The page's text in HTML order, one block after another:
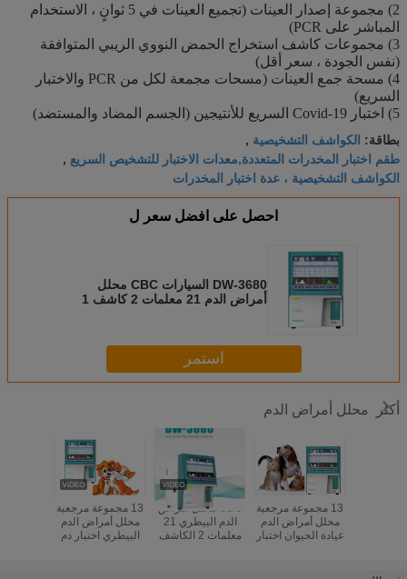
2) مجموعة إصدار العينات (تجميع العينات في 5 ثوانٍ ، الاستخدام
المباشر على PCR)
3) مجموعات كاشف استخراج الحمض النووي الريبي المتوافقة
(نفس الجودة ، سعر أقل)
4) مسحة جمع العينات (مسحات مجمعة لكل من PCR والاختبار
السريع)
5) اختبار Covid-19 السريع للأنتيجين (الجسم المضاد والمستضد)
بطاقة: الكواشف التشخيصية ,
طقم اختبار المخدرات المتعددة,معدات الاختبار للتشخيص السريع ,
الكواشف التشخيصية ، عدة اختبار المخدرات
احصل على افضل سعر ل
DW-3680 السيارات CBC محلل
أمراض الدم 21 معلمات 2 كاشف 1
استمر
أكثر محلل أمراض الدم
13 مجموعة مرجعية
محلل أمراض الدم
البيطري اختبار دم
CBC محلل أمراض
الدم البيطري 21
معلمات 2 الكاشف
13 مجموعة مرجعية
محلل أمراض الدم
عيادة الحيوان اختبار